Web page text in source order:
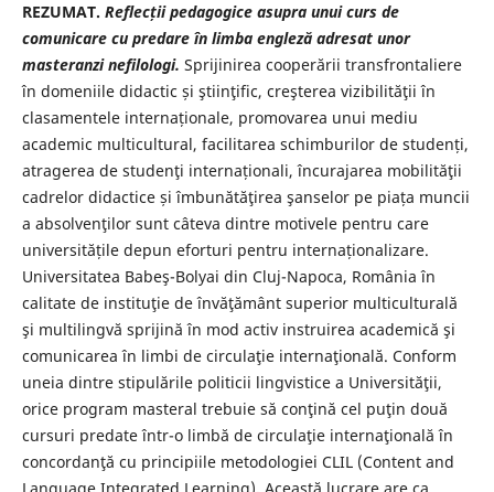
REZUMAT. Reflecții pedagogice asupra unui curs de
comunicare cu predareîn limba engleză adresat unor
masteranzi nefilologi. Sprijinirea cooperării transfrontaliere
în domeniile didactic și ştiinţific, creşterea vizibilităţii în
clasamentele internaționale, promovarea unui mediu
academic multicultural, facilitarea schimburilor de studenți,
atragerea de studenţi internaționali, încurajarea mobilităţii
cadrelor didactice și îmbunătăţirea şanselor pe piața muncii
a absolvenţilor sunt câteva dintre motivele pentru care
universitățile depun eforturi pentru internaționalizare.
Universitatea Babeş-Bolyai din Cluj-Napoca, România în
calitate de instituţie de învăţământ superior multiculturală
şi multilingvă sprijină în mod activ instruirea academică şi
comunicarea în limbi de circulaţie internaţională. Conform
uneia dintre stipulările politicii lingvistice a Universităţii,
orice program masteral trebuie să conţină cel puţin două
cursuri predate într-o limbă de circulaţie internaţională în
concordanţă cu principiile metodologiei CLIL (Content and